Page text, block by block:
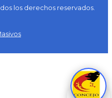
los derechos reservados.